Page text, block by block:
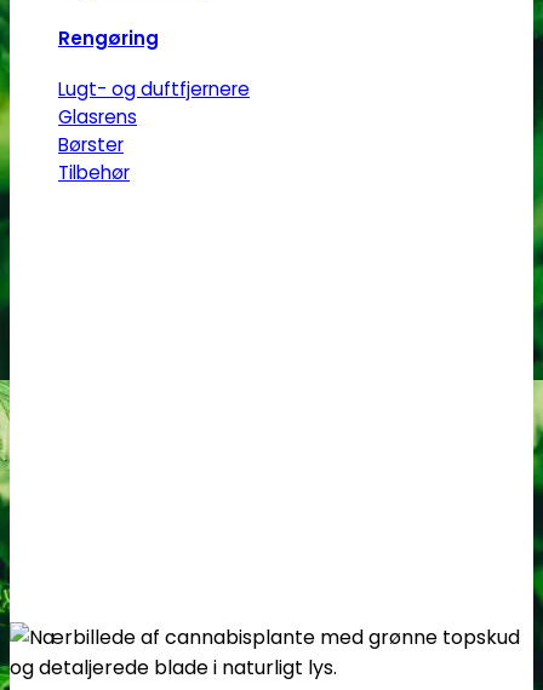
Rengøring
Lugt- og duftfjernere
Glasrens
Børster
Tilbehør